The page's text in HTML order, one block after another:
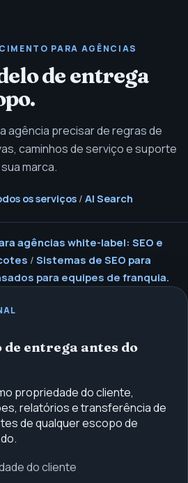
PARA AGÊNCIAS
de entrega
agência precisar de regras de
caminhos de serviço e suporte
marca.
os serviços / AI Search
agências white-label: SEO e
/ Sistemas de SEO para
para equipes de franquia.
entrega antes do
propriedade do cliente,
relatórios e transferência de
de qualquer escopo de
do cliente